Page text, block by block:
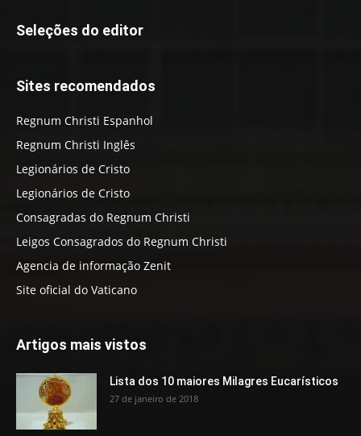
Seleções do editor
Sites recomendados
Regnum Christi Espanhol
Regnum Christi Inglês
Legionários de Cristo
Legionários de Cristo
Consagradas do Regnum Christi
Leigos Consagrados do Regnum Christi
Agencia de informação Zenit
Site oficial do Vaticano
Artigos mais vistos
Lista dos 10 maiores Milagres Eucarísticos
27 de janeiro de 2018